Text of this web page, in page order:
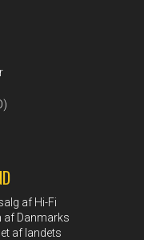
af Hi-Fi
af Danmarks
af landets